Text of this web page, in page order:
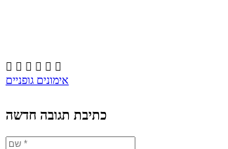
     
אימונים גופניים
כתיבת תגובה חדשה